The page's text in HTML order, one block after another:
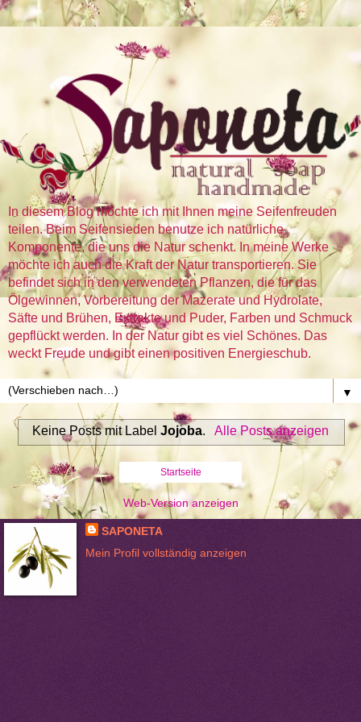
In diesem Blog möchte ich mit Ihnen meine Seifenfreuden
teilen. Beim Seifensieden benutze ich natürliche
Komponente, die uns die Natur schenkt. In meine Werke
möchte ich auch die Kraft der Natur transportieren. Sie
befindet sich in den verwendeten Pflanzen, die für das
Ölgewinnen, Vorbereitung der Mazerate und Hydrolate,
Säfte und Brühen, Extrakte und Puder, Farben und Schmuck
gepflückt werden. In der Natur gibt es viel Schönes. Das
weckt Freude und gibt einen positiven Energieschub.
▼
Keine Posts mit LabelJojoba. Alle Posts anzeigen
Startseite
Web-Version anzeigen
SAPONETA
Mein Profil vollständig anzeigen